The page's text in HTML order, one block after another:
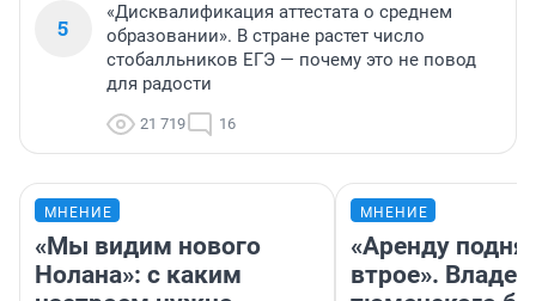
5
«Дисквалификация аттестата о среднем
образовании». В стране растет число
стобалльников ЕГЭ — почему это не повод
для радости
21 719 16
МНЕНИЕ
«Мы видим нового
Нолана»: с каким
МНЕНИЕ
«Аренду
втрое».